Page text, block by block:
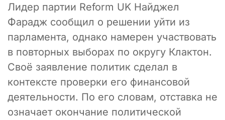
Лидер партии Reform UK Найджел
Фарадж сообщил о решении уйти из
парламента, однако намерен участвовать
в повторных выборах по округу Клактон.
Своё заявление политик сделал в
контексте проверки его финансовой
деятельности. По его словам, отставка не
означает окончание политической